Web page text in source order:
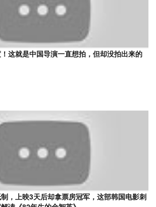
！这就是中国导演一直想拍，但却没拍出来的
制，上映3天后却拿票房冠军，这部韩国电影刺